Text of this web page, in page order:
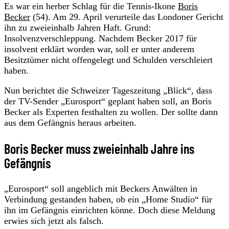
Es war ein herber Schlag für die Tennis-Ikone Boris
Becker (54). Am 29. April verurteile das Londoner Gericht
ihn zu zweieinhalb Jahren Haft. Grund:
Insolvenzverschleppung. Nachdem Becker 2017 für
insolvent erklärt worden war, soll er unter anderem
Besitztümer nicht offengelegt und Schulden verschleiert
haben.
Nun berichtet die Schweizer Tageszeitung „Blick“, dass
der TV-Sender „Eurosport“ geplant haben soll, an Boris
Becker als Experten festhalten zu wollen. Der sollte dann
aus dem Gefängnis heraus arbeiten.
Boris Becker muss zweieinhalb Jahre ins
Gefängnis
„Eurosport“ soll angeblich mit Beckers Anwälten in
Verbindung gestanden haben, ob ein „Home Studio“ für
ihn im Gefängnis einrichten könne. Doch diese Meldung
erwies sich jetzt als falsch.